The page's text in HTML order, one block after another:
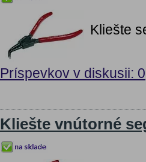
Kliešte
Príspevkov v diskusii: 0
Kliešte vnútorné